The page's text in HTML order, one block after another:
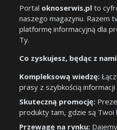
Portal oknoserwis.pl to
naszego magazynu. Razem
platformę informacyjną dla
Ty.
Co zyskujesz, będąc z
Kompleksową wiedzę:
prasy z szybkością informacji
Skuteczną promocję:
produkty tam, gdzie są Twoi
Przewagę na rynku: